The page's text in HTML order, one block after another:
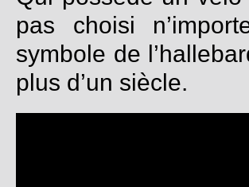
pas choisi
symbole de
plus d’un siècle.